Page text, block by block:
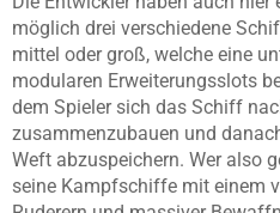
möglich drei verschiedene
mittel oder groß, welche eine
modularen Erweiterungsslots
dem Spieler sich das Schiff
zusammenzubauen und
Weft abzuspeichern. Wer also
seine Kampfschiffe mit einem